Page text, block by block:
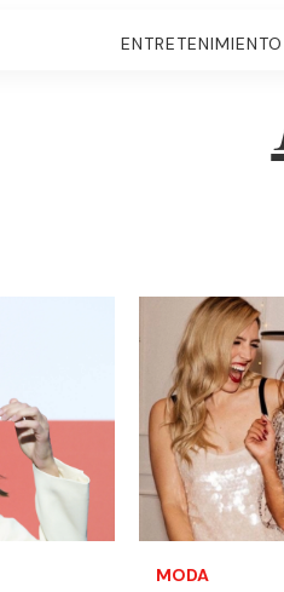
ENTRETENIMIENTO
MODA